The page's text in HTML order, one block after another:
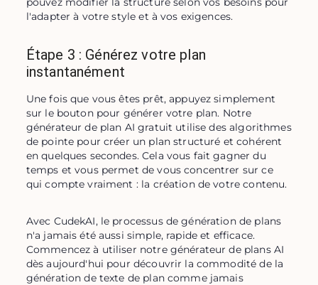
l'adapter à votre style et à vos exigences.
Étape 3 : Générez votre plan
instantanément
Une fois que vous êtes prêt, appuyez simplement
sur le bouton pour générer votre plan. Notre
générateur de plan AI gratuit utilise des algorithmes
de pointe pour créer un plan structuré et cohérent
en quelques secondes. Cela vous fait gagner du
temps et vous permet de vous concentrer sur ce
qui compte vraiment : la création de votre contenu.
Avec CudekAI, le processus de génération de plans
n'a jamais été aussi simple, rapide et efficace.
Commencez à utiliser notre générateur de plans AI
dès aujourd'hui pour découvrir la commodité de la
génération de texte de plan comme jamais